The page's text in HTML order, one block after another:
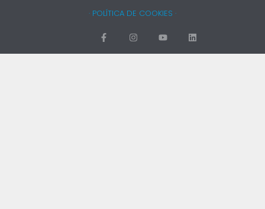
· POLÍTICA DE COOKIES ·